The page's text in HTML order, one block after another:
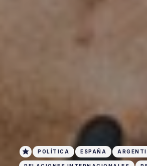
POLÍTICA ESPAÑA